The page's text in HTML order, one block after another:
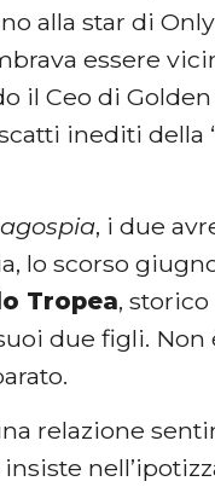
alla star di
essere
il Ceo di Golden
inediti della
, i due
lo scorso
Tropea,
due figli. Non
relazione